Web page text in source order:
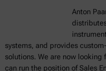
Anton
systems, and provides
solutions. We are now
can run the position of Sales